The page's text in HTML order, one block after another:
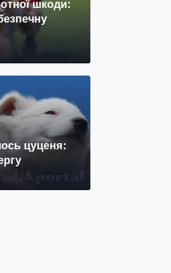
шкоди:
цуценя: